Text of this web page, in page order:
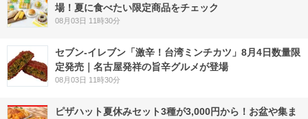
場！夏に食べたい限定商品をチェック
08月03日 11時30分
セブン-イレブン「激辛！台湾ミンチカツ」8月4日数量限
定発売｜名古屋発祥の旨辛グルメが登場
08月03日 11時30分
ピザハット夏休みセット3種が3,000円から！お盆や集ま